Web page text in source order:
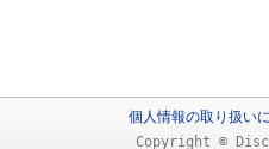
個人情報の取り扱い
Copyright ©